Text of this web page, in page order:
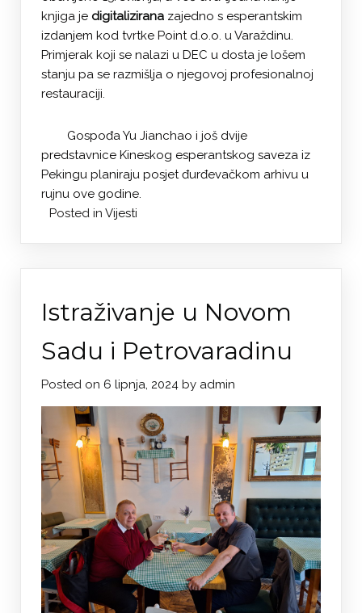
knjiga je digitalizirana zajedno s esperantskim
izdanjem kod tvrtke Point d.o.o. u Varaždinu.
Primjerak koji se nalazi u DEC u dosta je lošem
stanju pa se razmišlja o njegovoj profesionalnoj
restauraciji.
Gospođa Yu Jianchao i još dvije
predstavnice Kineskog esperantskog saveza iz
Pekingu planiraju posjet đurđevačkom arhivu u
rujnu ove godine.
Posted in Vijesti
Istraživanje u Novom
Sadu i Petrovaradinu
Posted on 6 lipnja, 2024 by admin